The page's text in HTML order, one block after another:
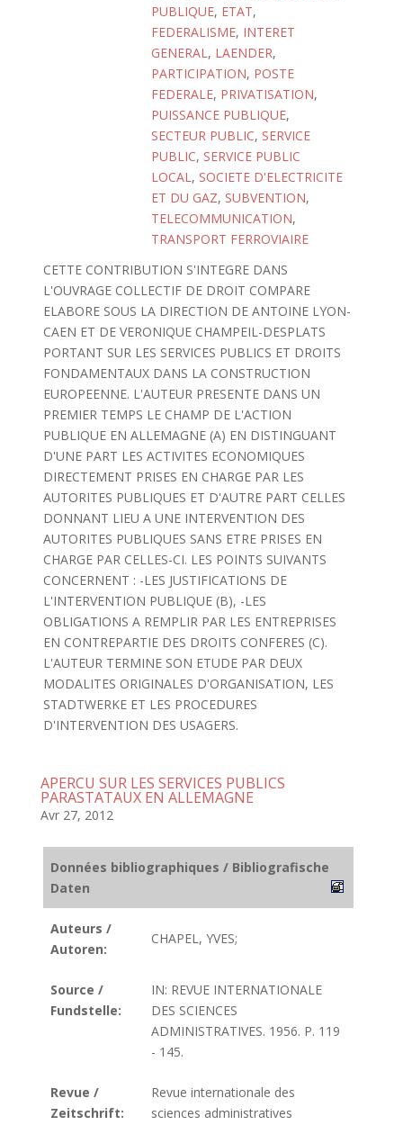
PUBLIQUE, ETAT,
FEDERALISME, INTERET
GENERAL, LAENDER,
PARTICIPATION, POSTE
FEDERALE, PRIVATISATION,
PUISSANCE PUBLIQUE,
SECTEUR PUBLIC, SERVICE
PUBLIC, SERVICE PUBLIC
LOCAL, SOCIETE D'ELECTRICITE
ET DU GAZ, SUBVENTION,
TELECOMMUNICATION,
TRANSPORT FERROVIAIRE
CETTE CONTRIBUTION S'INTEGRE DANS
L'OUVRAGE COLLECTIF DE DROIT COMPARE
ELABORE SOUS LA DIRECTION DE ANTOINE LYON-
CAEN ET DE VERONIQUE CHAMPEIL-DESPLATS
PORTANT SUR LES SERVICES PUBLICS ET DROITS
FONDAMENTAUX DANS LA CONSTRUCTION
EUROPEENNE. L'AUTEUR PRESENTE DANS UN
PREMIER TEMPS LE CHAMP DE L'ACTION
PUBLIQUE EN ALLEMAGNE (A) EN DISTINGUANT
D'UNE PART LES ACTIVITES ECONOMIQUES
DIRECTEMENT PRISES EN CHARGE PAR LES
AUTORITES PUBLIQUES ET D'AUTRE PART CELLES
DONNANT LIEU A UNE INTERVENTION DES
AUTORITES PUBLIQUES SANS ETRE PRISES EN
CHARGE PAR CELLES-CI. LES POINTS SUIVANTS
CONCERNENT : -LES JUSTIFICATIONS DE
L'INTERVENTION PUBLIQUE (B), -LES
OBLIGATIONS A REMPLIR PAR LES ENTREPRISES
EN CONTREPARTIE DES DROITS CONFERES (C).
L'AUTEUR TERMINE SON ETUDE PAR DEUX
MODALITES ORIGINALES D'ORGANISATION, LES
STADTWERKE ET LES PROCEDURES
D'INTERVENTION DES USAGERS.
APERCU SUR LES SERVICES PUBLICS
PARASTATAUX EN ALLEMAGNE
Avr 27, 2012
Données bibliographiques / Bibliografische
Daten
Auteurs /
Autoren:
CHAPEL, YVES;
Source /
Fundstelle:
IN: REVUE INTERNATIONALE
DES SCIENCES
ADMINISTRATIVES. 1956. P. 119
- 145.
Revue /
Zeitschrift:
Revue internationale des
sciences administratives